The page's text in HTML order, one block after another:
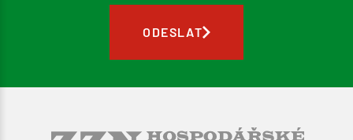
bezpečnostními prvky, jako jsou ocelové špičky,
protiskluzové podrážky a voděodolné materiály,
ODESLAT